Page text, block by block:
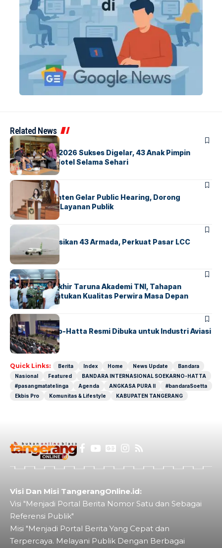
Related News
BERITAINDEX
GM For A Day 2026 Sukses Digelar, 43 Anak Pimpin
Operasional Hotel Selama Sehari
BANDARA BERITA
Karantina Banten Gelar Public Hearing, Dorong
Transparansi Layanan Publik
BANDARA
Citilink Operasikan 43 Armada, Perkuat Pasar LCC
Nasional
BERITA
Sidang Pantukhir Taruna Akademi TNI, Tahapan
Strategis Tentukan Kualitas Perwira Masa Depan
BANDARA BERITA
IALC Soekarno-Hatta Resmi Dibuka untuk Industri Aviasi
Dunia
Quick Links: Berita Index Home News Update
Bandara
Nasional
Featured
BANDARA INTERNASIONAL SOEKARNO-HATTA
#pasangmatatelinga
Agenda ANGKASA PURA II
#bandaraSoetta
Ekbis Pro
Komunitas & Lifestyle KABUPATEN TANGERANG
Visi Dan Misi TangerangOnline.id:
Visi "Menjadi Portal Berita Nomor Satu dan Sebagai
Referensi Publik"
Misi "Menjadi Portal Berita Yang Cepat dan
Terpercaya. Melayani Publik Dengan Berbagai